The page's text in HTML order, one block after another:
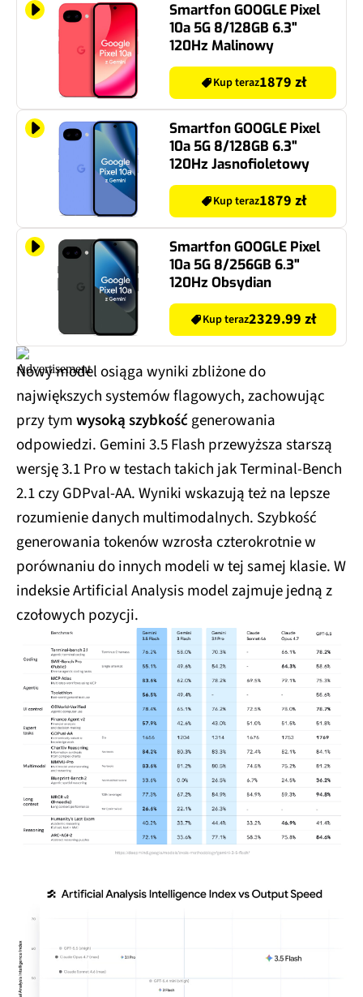
Smartfon GOOGLE Pixel
10a 5G 8/128GB 6.3"
120Hz Malinowy
Kup teraz1879 zł
Smartfon GOOGLE Pixel
10a 5G 8/128GB 6.3"
120Hz Jasnofioletowy
Kup teraz1879 zł
Smartfon GOOGLE Pixel
10a 5G 8/256GB 6.3"
120Hz Obsydian
Kup teraz2329.99 zł
Nowy model osiąga wyniki zbliżone do
największych systemów flagowych, zachowując
przy tymwysoką szybkośćgenerowania
odpowiedzi. Gemini 3.5 Flash przewyższa starszą
wersję 3.1 Pro w testach takich jak Terminal-Bench
2.1 czy GDPval-AA. Wyniki wskazują też na lepsze
rozumienie danych multimodalnych. Szybkość
generowania tokenów wzrosła czterokrotnie w
porównaniu do innych modeli w tej samej klasie. W
indeksie Artificial Analysis model zajmuje jedną z
czołowych pozycji.